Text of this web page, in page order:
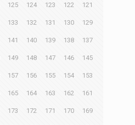
121
122
123
124
125
129
130
131
132
133
137
138
139
140
141
145
146
147
148
149
153
154
155
156
157
161
162
163
164
165
169
170
171
172
173